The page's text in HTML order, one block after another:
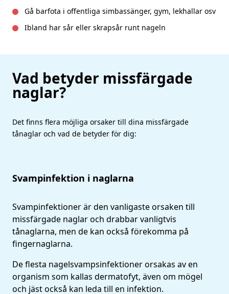
Gå barfota i offentliga simbassänger, gym, lekhallar osv
Ibland har sår eller skrapsår runt nageln
Vad betyder missfärgade
naglar?
Det finns flera möjliga orsaker till dina missfärgade
tånaglar och vad de betyder för dig:
Svampinfektion i naglarna
Svampinfektioner är den vanligaste orsaken till
missfärgade naglar och drabbar vanligtvis
tånaglarna, men de kan också förekomma på
fingernaglarna.
De flesta nagelsvampsinfektioner orsakas av en
organism som kallas dermatofyt, även om mögel
och jäst också kan leda till en infektion.